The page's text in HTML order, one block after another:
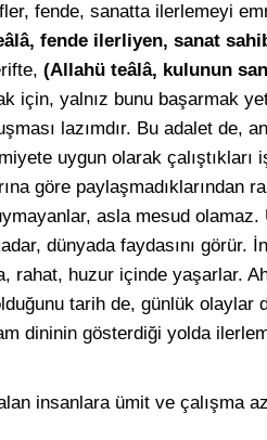
fende, sanatta ilerlemeyi
fende ilerliyen, sanat
(Allahü teâlâ, kulunun
için, yalnız bunu başarmak
lazımdır. Bu adalet de,
uygun olarak çalıştıkları
göre paylaşmadıklarından
asla mesud olamaz.
dünyada faydasını görür.
rahat, huzur içinde yaşarlar.
tarih de, günlük olaylar
dininin gösterdiği yolda
insanlara ümit ve çalışma